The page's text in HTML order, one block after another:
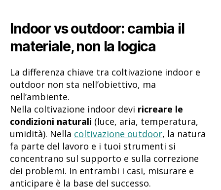
Indoor vs outdoor: cambia il
materiale, non la logica
La differenza chiave tra coltivazione indoor e
outdoor non sta nell’obiettivo, ma
nell’ambiente.
Nella coltivazione indoor devi ricreare le
condizioni naturali (luce, aria, temperatura,
umidità). Nella coltivazione outdoor, la natura
fa parte del lavoro e i tuoi strumenti si
concentrano sul supporto e sulla correzione
dei problemi. In entrambi i casi, misurare e
anticipare è la base del successo.